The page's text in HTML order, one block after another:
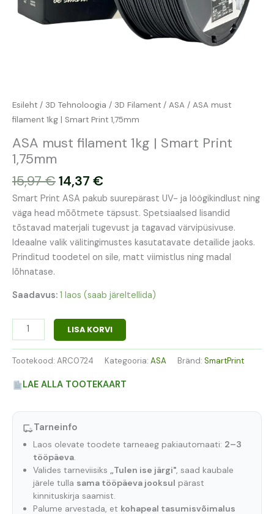
Esileht / 3D Tehnoloogia / 3D Filament / ASA / ASA must
filament 1kg | Smart Print 1,75mm
ASA must filament 1kg | Smart Print
1,75mm
15,97€14,37 €
Smart Print ASA pakub suurepärast UV- ja löögikindlust ning
väga head mõõtmete täpsust. Spetsiaalsed lisandid
tõstavad materjali tugevust ja tagavad värvipüsivuse.
Ideaalne valik välitingimustes kasutatavate detailide jaoks.
Prinditud toodetel on sile, matt viimistlus ning madal
lõhnatase.
Saadavus: 1 laos (saab järeltellida)
LISA KORVI
Tootekood: ARC0724 Kategooria: ASA Bränd: SmartPrint
LAE ALLA TOOTEKAART
Tarneinfo
Laos olevate toodete tarneaeg pakiautomaati: 2–3
tööpäeva.
Valides tarneviisiks „Tulen ise järgi", saad kaubale
järele tulla sama tööpäeva jooksul pärast
kinnituskirja saamist.
Palume arvestada, et kohapeal tasumisvõimalus